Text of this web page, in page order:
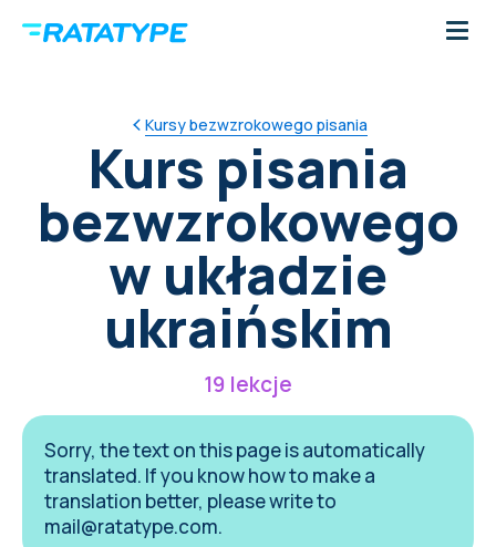
Kursy bezwzrokowego pisania
Kurs pisania
bezwzrokowego
w układzie
ukraińskim
19 lekcje
Sorry, the text on this page is automatically
translated. If you know how to make a
translation better, please write to
mail@ratatype.com.